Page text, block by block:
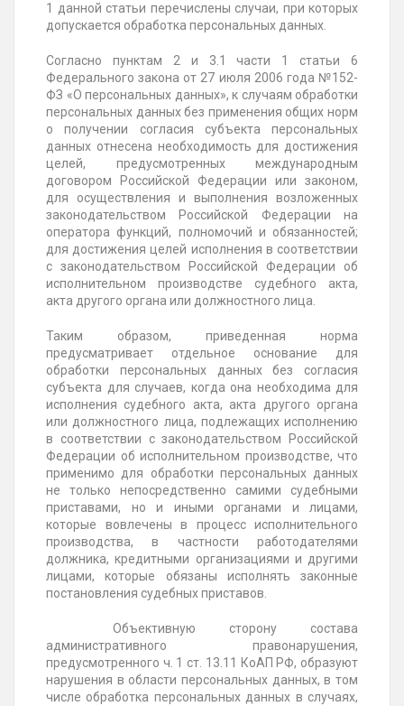
1 данной статьи перечислены случаи, при которых
допускается обработка персональных данных.
Согласно пунктам 2 и 3.1 части 1 статьи 6
Федерального закона от 27 июля 2006 года №152-
ФЗ «О персональных данных», к случаям обработки
персональных данных без применения общих норм
о получении согласия субъекта персональных
данных отнесена необходимость для достижения
целей, предусмотренных международным
договором Российской Федерации или законом,
для осуществления и выполнения возложенных
законодательством Российской Федерации на
оператора функций, полномочий и обязанностей;
для достижения целей исполнения в соответствии
с законодательством Российской Федерации об
исполнительном производстве судебного акта,
акта другого органа или должностного лица.
Таким образом, приведенная норма
предусматривает отдельное основание для
обработки персональных данных без согласия
субъекта для случаев, когда она необходима для
исполнения судебного акта, акта другого органа
или должностного лица, подлежащих исполнению
в соответствии с законодательством Российской
Федерации об исполнительном производстве, что
применимо для обработки персональных данных
не только непосредственно самими судебными
приставами, но и иными органами и лицами,
которые вовлечены в процесс исполнительного
производства, в частности работодателями
должника, кредитными организациями и другими
лицами, которые обязаны исполнять законные
постановления судебных приставов.
Объективную сторону состава
административного правонарушения,
предусмотренного ч. 1 ст. 13.11 КоАП РФ, образуют
нарушения в области персональных данных, в том
числе обработка персональных данных в случаях,